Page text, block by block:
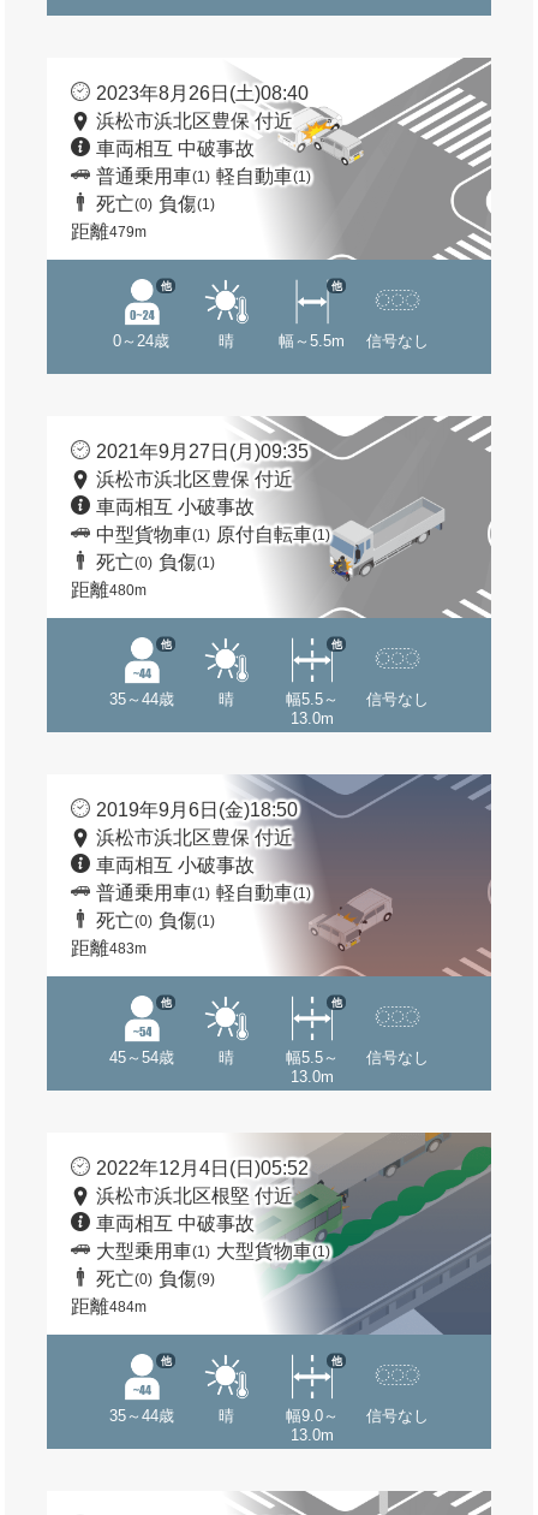
2023年8月26日(土)08:40
浜松市浜北区豊保 付近
車両相互 中破事故
普通乗用車(1) 軽自動車(1)
死亡(0) 負傷(1)
距離479m
0～24歳
他
晴 幅～5.5m
他
信号なし
2021年9月27日(月)09:35
浜松市浜北区豊保 付近
車両相互 小破事故
中型貨物車(1) 原付自転車(1)
死亡(0) 負傷(1)
距離480m
35～44歳
他
晴
幅5.5～
13.0m
他
信号なし
2019年9月6日(金)18:50
浜松市浜北区豊保 付近
車両相互 小破事故
普通乗用車(1) 軽自動車(1)
死亡(0) 負傷(1)
距離483m
45～54歳
他
晴
幅5.5～
13.0m
他
信号なし
2022年12月4日(日)05:52
浜松市浜北区根堅 付近
車両相互 中破事故
大型乗用車(1) 大型貨物車(1)
死亡(0) 負傷(9)
距離484m
35～44歳
他
晴
幅9.0～
13.0m
他
信号なし